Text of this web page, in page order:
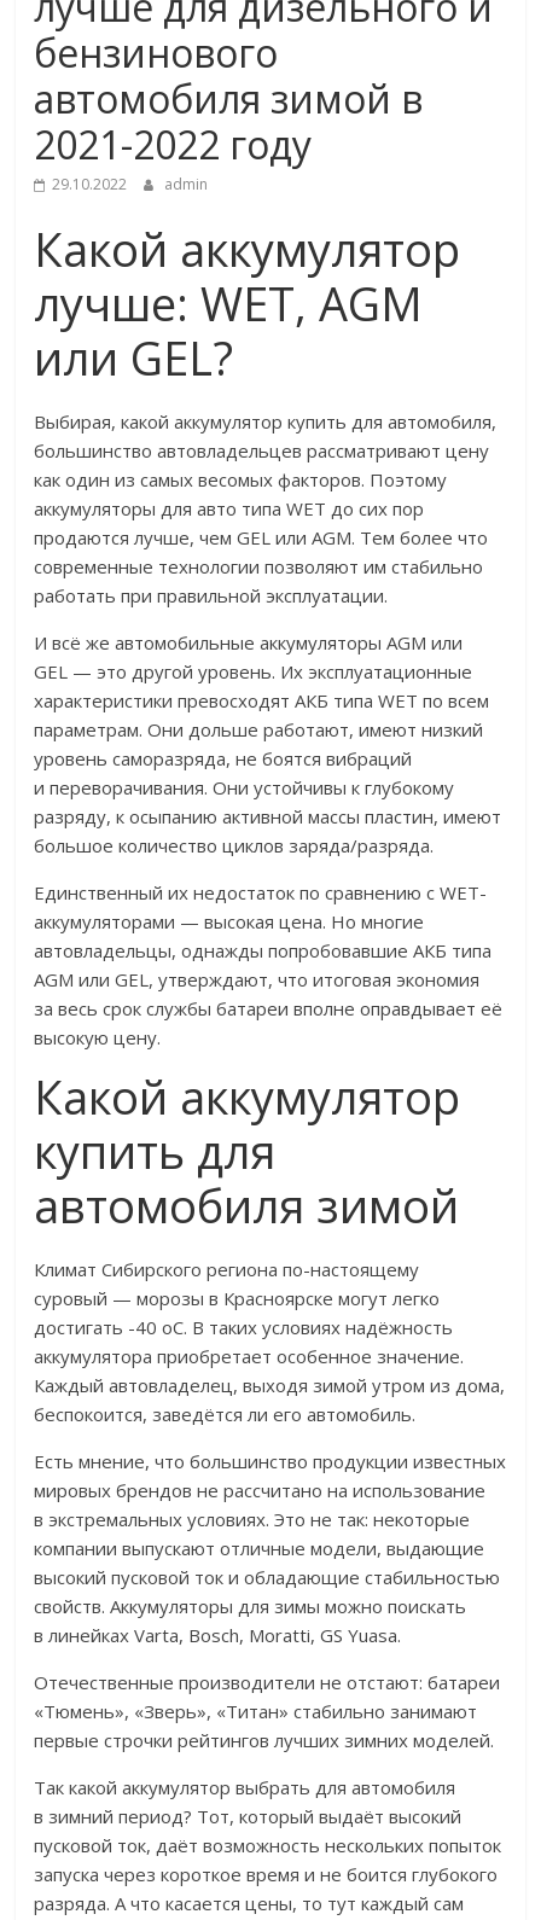
бензинового
автомобиля зимой в
2021-2022 году
29.10.2022 admin
Какой аккумулятор
лучше: WET, AGM
или GEL?
Выбирая, какой аккумулятор купить для автомобиля,
большинство автовладельцев рассматривают цену
как один из самых весомых факторов. Поэтому
аккумуляторы для авто типа WET до сих пор
продаются лучше, чем GEL или AGM. Тем более что
современные технологии позволяют им стабильно
работать при правильной эксплуатации.
И всё же автомобильные аккумуляторы AGM или
GEL — это другой уровень. Их эксплуатационные
характеристики превосходят АКБ типа WET по всем
параметрам. Они дольше работают, имеют низкий
уровень саморазряда, не боятся вибраций
и переворачивания. Они устойчивы к глубокому
разряду, к осыпанию активной массы пластин, имеют
большое количество циклов заряда/разряда.
Единственный их недостаток по сравнению с WET-
аккумуляторами — высокая цена. Но многие
автовладельцы, однажды попробовавшие АКБ типа
AGM или GEL, утверждают, что итоговая экономия
за весь срок службы батареи вполне оправдывает её
высокую цену.
Какой аккумулятор
купить для
автомобиля зимой
Климат Сибирского региона по-настоящему
суровый — морозы в Красноярске могут легко
достигать -40 оС. В таких условиях надёжность
аккумулятора приобретает особенное значение.
Каждый автовладелец, выходя зимой утром из дома,
беспокоится, заведётся ли его автомобиль.
Есть мнение, что большинство продукции известных
мировых брендов не рассчитано на использование
в экстремальных условиях. Это не так: некоторые
компании выпускают отличные модели, выдающие
высокий пусковой ток и обладающие стабильностью
свойств. Аккумуляторы для зимы можно поискать
в линейках Varta, Bosch, Moratti, GS Yuasa.
Отечественные производители не отстают: батареи
«Тюмень», «Зверь», «Титан» стабильно занимают
первые строчки рейтингов лучших зимних моделей.
Так какой аккумулятор выбрать для автомобиля
в зимний период? Тот, который выдаёт высокий
пусковой ток, даёт возможность нескольких попыток
запуска через короткое время и не боится глубокого
разряда. А что касается цены, то тут каждый сам